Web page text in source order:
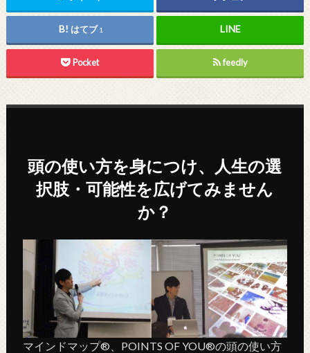
はてブ 1
Pocket feedly
頭の使い方を身につけ、人生の選
択肢・可能性を広げてみません
か？
マインドマップ®、POINTS OF YOU®の頭の使い方